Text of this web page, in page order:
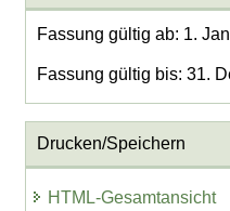
Fassung gültig ab: 1.
Fassung gültig bis: 31.
Drucken/Speichern
HTML-Gesamtansicht